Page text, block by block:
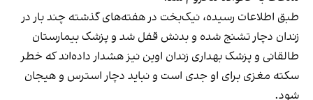
طبق اطلاعات رسیده، نیک‌بخت در هفته‌های گذشته چند بار در
زندان دچار تشنج شده و بدنش قفل شد و پزشک بیمارستان
طالقانی و پزشک بهداری زندان اوین نیز هشدار داده‌اند که خطر
سکته مغزی برای او جدی است و نباید دچار استرس و هیجان
شود.